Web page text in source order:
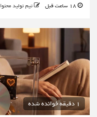
تیم تولید محتوا
1 دقیقه خوانده شده